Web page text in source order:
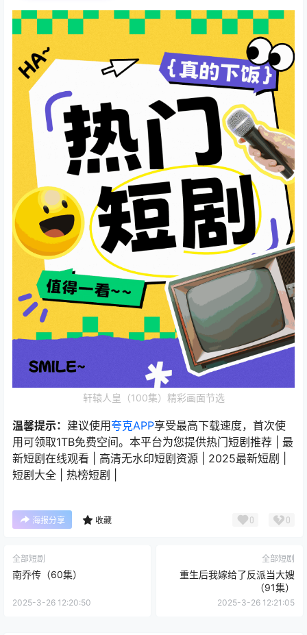
轩辕人皇（100集）精彩画面节选
温馨提示： 建议使用夸克APP享受最高下载速度，首次使
用可领取1TB免费空间。本平台为您提供热门短剧推荐 | 最
新短剧在线观看 | 高清无水印短剧资源 | 2025最新短剧 |
短剧大全 | 热榜短剧 |
海报分享 收藏 0 0
全部短剧
南乔传（60集）
2025-3-26 12:20:50
全部短剧
重生后我嫁给了反派当大嫂
（91集）
2025-3-26 12:21:05